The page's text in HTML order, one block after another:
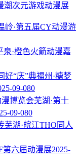
潮次元游戏动漫展
岭·第五届CY动漫游
泉·橙色火箭动漫嘉
福州·糖梦
09-080
芜湖·第十
09-080
芜湖·皖江THO同人
第六届动漫展2025-